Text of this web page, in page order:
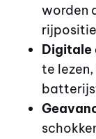
worden
Digitale
te